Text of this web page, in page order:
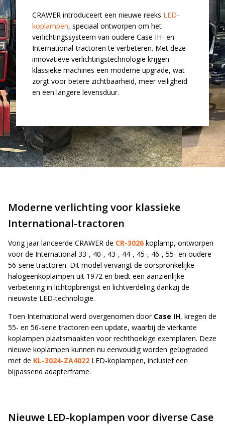
LED voordeelpakketten
Overige producten
Blog
Over ons
Ervaringen
Gratis lichtplan
Klantenservice
0597-234500
LED voordeelpakketten
Overige producten
Bekijk alles
CRAWER introduceert een nieuwe reeks LED-
koplampen, speciaal ontworpen om het
verlichtingssysteem van oudere Case IH- en
International-tractoren te verbeteren. Met deze
innovatieve verlichtingstechnologie krijgen
klassieke machines een moderne upgrade, wat
zorgt voor betere zichtbaarheid, meer veiligheid
en een langere levensduur.
Moderne verlichting voor klassieke
International-tractoren
Vorig jaar lanceerde CRAWER de CR-3026 koplamp, ontworpen
voor de International 33-, 40-, 43-, 44-, 45-, 46-, 55- en oudere
56-serie tractoren. Dit model vervangt de oorspronkelijke
halogeenkoplampen uit 1972 en biedt een aanzienlijke
verbetering in lichtopbrengst en lichtverdeling dankzij de
nieuwste LED-technologie.
Toen International werd overgenomen door Case IH, kregen de
55- en 56-serie tractoren een update, waarbij de vierkante
koplampen plaatsmaakten voor rechthoekige exemplaren. Deze
nieuwe koplampen kunnen nu eenvoudig worden geüpgraded
met de KL-3024-ZA4022 LED-koplampen, inclusief een
bijpassend adapterframe.
Nieuwe LED-koplampen voor diverse Case